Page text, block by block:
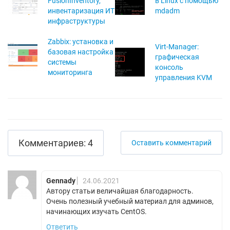
инвентаризация ИТ
инфраструктуры
mdadm
Zabbix: установка и
базовая настройка
системы
мониторинга
Virt-Manager:
графическая
консоль
управления KVM
Комментариев: 4 Оставить комментарий
Gennady
24.06.2021
Автору статьи величайшая благодарность.
Очень полезный учебный материал для админов,
начинающих изучать CentOS.
Ответить